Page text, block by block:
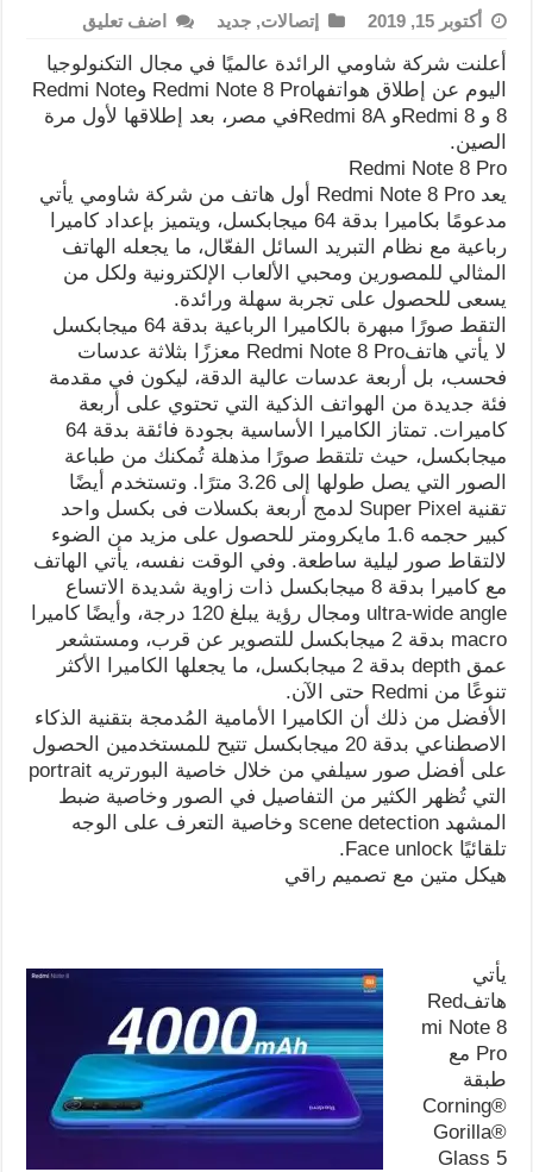
أكتوبر 15, 2019 إتصالات, جديد اضف تعليق
أعلنت شركة شاومي الرائدة عالميًا في مجال التكنولوجيا
اليوم عن إطلاق هواتفهاRedmi Note 8 Pro وRedmi Note
8 و Redmi 8و Redmi 8Aفي مصر، بعد إطلاقها لأول مرة
الصين.
Redmi Note 8 Pro
يعد Redmi Note 8 Pro أول هاتف من شركة شاومي يأتي
مدعومًا بكاميرا بدقة 64 ميجابكسل، ويتميز بإعداد كاميرا
رباعية مع نظام التبريد السائل الفعّال، ما يجعله الهاتف
المثالي للمصورين ومحبي الألعاب الإلكترونية ولكل من
يسعى للحصول على تجربة سهلة ورائدة.
التقط صورًا مبهرة بالكاميرا الرباعية بدقة 64 ميجابكسل
لا يأتي هاتفRedmi Note 8 Pro معززًا بثلاثة عدسات
فحسب، بل أربعة عدسات عالية الدقة، ليكون في مقدمة
فئة جديدة من الهواتف الذكية التي تحتوي على أربعة
كاميرات. تمتاز الكاميرا الأساسية بجودة فائقة بدقة 64
ميجابكسل، حيث تلتقط صورًا مذهلة تُمكنك من طباعة
الصور التي يصل طولها إلى 3.26 مترًا. وتستخدم أيضًا
تقنية Super Pixel لدمج أربعة بكسلات فى بكسل واحد
كبير حجمه 1.6 مايكرومتر للحصول على مزيد من الضوء
لالتقاط صور ليلية ساطعة. وفي الوقت نفسه، يأتي الهاتف
مع كاميرا بدقة 8 ميجابكسل ذات زاوية شديدة الاتساع
ultra-wide angle ومجال رؤية يبلغ 120 درجة، وأيضًا كاميرا
macro بدقة 2 ميجابكسل للتصوير عن قرب، ومستشعر
عمق depth بدقة 2 ميجابكسل، ما يجعلها الكاميرا الأكثر
تنوعًا من Redmi حتى الآن.
الأفضل من ذلك أن الكاميرا الأمامية المُدمجة بتقنية الذكاء
الاصطناعي بدقة 20 ميجابكسل تتيح للمستخدمين الحصول
على أفضل صور سيلفي من خلال خاصية البورتريه portrait
التي تُظهر الكثير من التفاصيل في الصور وخاصية ضبط
المشهد scene detection وخاصية التعرف على الوجه
تلقائيًا Face unlock.
هيكل متين مع تصميم راقي
يأتي
هاتفRed
mi Note 8
Pro مع
طبقة
Corning®
Gorilla®
Glass 5